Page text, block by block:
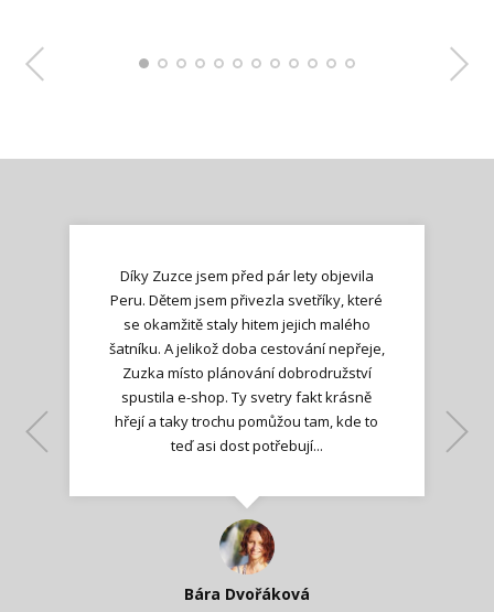
Díky Zuzce jsem před pár lety objevila
Peru. Dětem jsem přivezla svetříky, které
se okamžitě staly hitem jejich malého
šatníku. A jelikož doba cestování nepřeje,
Zuzka místo plánování dobrodružství
spustila e-shop. Ty svetry fakt krásně
hřejí a taky trochu pomůžou tam, kde to
teď asi dost potřebují...
Bára Dvořáková
Jana T.
Kateřina Veleta Štěpánová
Ilona M.
Lenka K.
Nadšená zpráva
Katka Perháčová
Smolková
Lenka K.